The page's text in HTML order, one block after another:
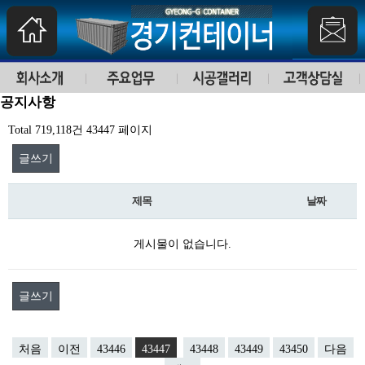
공지사항
Total 719,118건 43447 페이지
글쓰기
제목 날짜
게시물이 없습니다.
글쓰기
처음 이전 43446 43447 43448 43449 43450
다음